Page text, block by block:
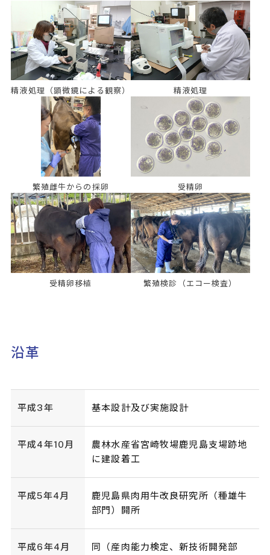
精液処理（顕微鏡による観察） 精液処理
繁殖雌牛からの採卵 受精卵
受精卵移植 繁殖検診（エコー検査）
沿革
平成3年 基本設計及び実施設計
平成4年10月
農林水産省宮崎牧場鹿児島支場跡地
に建設着工
平成5年4月
鹿児島県肉用牛改良研究所（種雄牛
部門）開所
平成6年4月
同（産肉能力検定、新技術開発部